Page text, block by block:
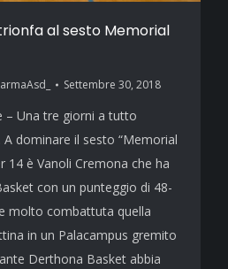
al sesto Memorial
Settembre 30, 2018
– Una tre giorni a tutto
dominare il sesto “Memorial
14 è Vanoli Cremona che ha
con un punteggio di 48-
molto combattuta quella
in un Palacampus gremito
Derthona Basket abbia